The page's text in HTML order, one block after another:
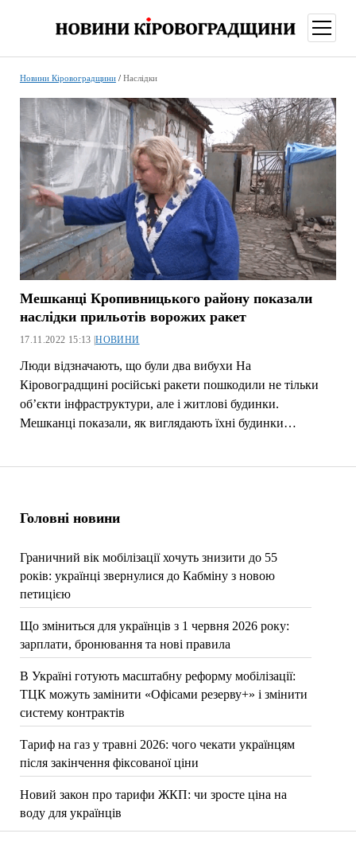
меню
Головні новини
Граничний вік мобілізації хочуть знизити до 55
років: українці звернулися до Кабміну з новою
петицією
Що зміниться для українців з 1 червня 2026 року:
зарплати, бронювання та нові правила
В Україні готують масштабну реформу мобілізації:
ТЦК можуть замінити «Офісами резерву+» і змінити
систему контрактів
Тариф на газ у травні 2026: чого чекати українцям
після закінчення фіксованої ціни
Новий закон про тарифи ЖКП: чи зросте ціна на
воду для українців
Новини Кіровоградщини/ Наслідки
Мешканці Кропивницького району показали
наслідки прильотів ворожих ракет
17.11.2022 15:13 |НОВИНИ
Люди відзначають, що були два вибухи На
Кіровоградщині російські ракети пошкодили не тільки
об’єкти інфраструктури, але і житлові будинки.
Мешканці показали, як виглядають їхні будинки…